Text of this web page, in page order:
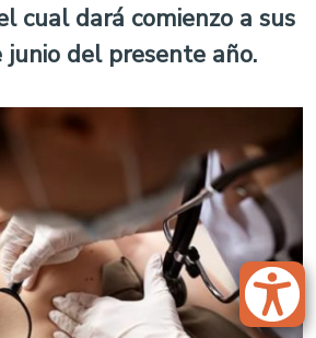
cual dará comienzo a sus
junio del presente año.